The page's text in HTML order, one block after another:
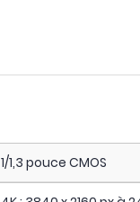
1/1,3 pouce CMOS